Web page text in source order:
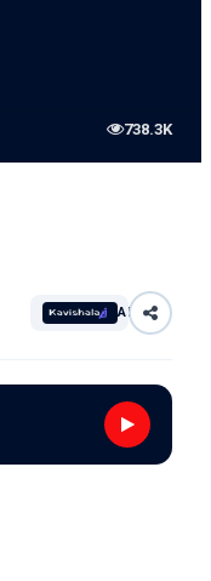
738.3K
AI